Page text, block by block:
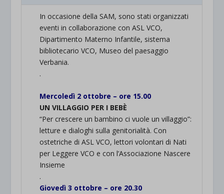
In occasione della SAM, sono stati organizzati
eventi in collaborazione con ASL VCO,
Dipartimento Materno Infantile, sistema
bibliotecario VCO, Museo del paesaggio
Verbania.
.
Mercoledì 2 ottobre – ore 15.00
UN VILLAGGIO PER I BEBÈ
“Per crescere un bambino ci vuole un villaggio”:
letture e dialoghi sulla genitorialità. Con
ostetriche di ASL VCO, lettori volontari di Nati
per Leggere VCO e con l’Associazione Nascere
Insieme
.
Giovedì 3 ottobre – ore 20.30